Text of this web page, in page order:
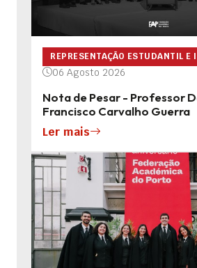
REPRESENTAÇÃO ESTUDANTIL
06 Agosto 2026
Nota de Pesar - Professor
Francisco Carvalho Guerra
Ler mais